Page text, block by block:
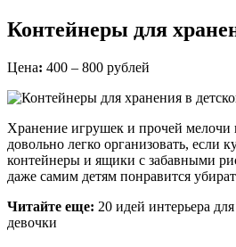
Контейнеры для
Цена: 400 – 800 рублей
Хранение игрушек и прочей мелочи
довольно легко организовать, если
контейнеры и ящики с забавными
даже самим детям понравится
Читайте еще: 20 идей интерьера
девочки